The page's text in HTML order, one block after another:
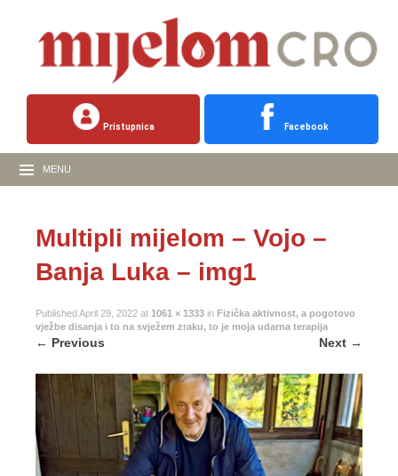
Pristupnica Facebook
MENU
Multipli mijelom – Vojo –
Banja Luka – img1
PublishedApril 29, 2022 at 1061 × 1333 in Fizička aktivnost, a pogotovo
vježbe disanja i to na svježem zraku, to je moja udarna terapija
← Previous Next →